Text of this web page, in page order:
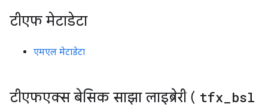
टीएफ मेटाडेटा
एमएल मेटाडेटा
टीएफएक्स बेसिक साझा लाइब्रेरी ( tfx bsl